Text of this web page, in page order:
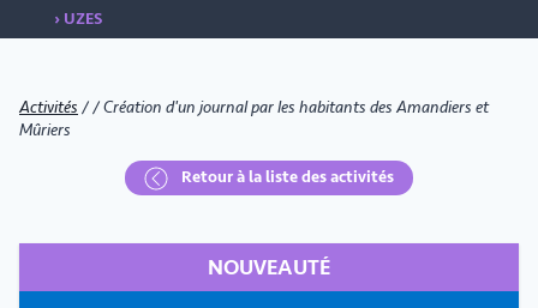
› UZES
Retour à la liste des activités
Activités //Création d'un journal par les habitants des Amandiers et
Mûriers
NOUVEAUTÉ